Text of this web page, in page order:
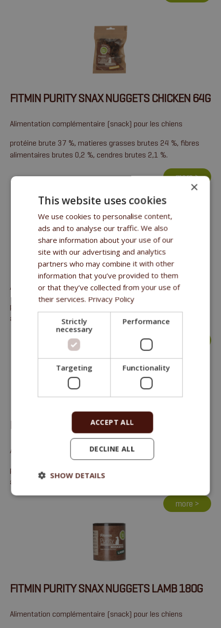
FITMIN PURITY SNAX NUGGETS CHICKEN 64G
Alimentation complémentaire (snack) pour les chiens
protéine brute 37 %, matieres grasses brutes 24 %, fibres
alimentaires brutes 0,2 %, cendres brutes 2,1 %.
more >
FITMIN PURITY SNAX NUGGETS LIVER 64G
Alimentation complémentaire (snack) pour les chiens
protéine brute 41 %, matieres grasses brutes 9,3 %, fibres
alimentaires brutes 0,2 %, cendres brutes 2,9 %.
FITMIN PURITY SNAX NUGGETS WILD 64G
Alimentation complémentaire (snack) pour les chiens
protéine brute 42 %, matieres grasses brutes 19,6 %, fibres
alimentaires brutes 0,2 %, cendres brutes 3,3 %.
more >
FITMIN PURITY SNAX NUGGETS LAMB 180G
Alimentation complémentaire (snack) pour les chiens
×
This website uses cookies
We use cookies to personalise content,
ads and to analyse our traffic. We also
share information about your use of our
site with our advertising and analytics
partners who may combine it with other
information that you’ve provided to them
or that they’ve collected from your use of
their services. Privacy Policy
Strictly
necessary
Performance
Targeting Functionality
ACCEPT ALL
DECLINE ALL
SHOW DETAILS